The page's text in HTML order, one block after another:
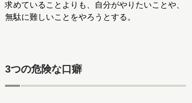
求めていることよりも、自分がやりたいことや、
無駄に難しいことをやろうとする。
3つの危険な口癖